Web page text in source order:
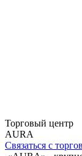
Торговый центр
AURA
Связаться с